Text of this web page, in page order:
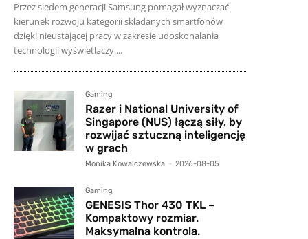
Przez siedem generacji Samsung pomagał wyznaczać
kierunek rozwoju kategorii składanych smartfonów
dzięki nieustającej pracy w zakresie udoskonalania
technologii wyświetlaczy,...
Gaming
Razer i National University of
Singapore (NUS) łączą siły, by
rozwijać sztuczną inteligencję
w grach
Monika Kowalczewska - 2026-08-05
Gaming
GENESIS Thor 430 TKL –
Kompaktowy rozmiar.
Maksymalna kontrola.